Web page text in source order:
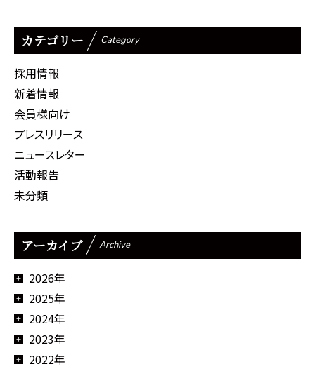
カテゴリー Category
採用情報
新着情報
会員様向け
プレスリリース
ニュースレター
活動報告
未分類
アーカイブ Archive
2026年
2025年
2024年
2023年
2022年